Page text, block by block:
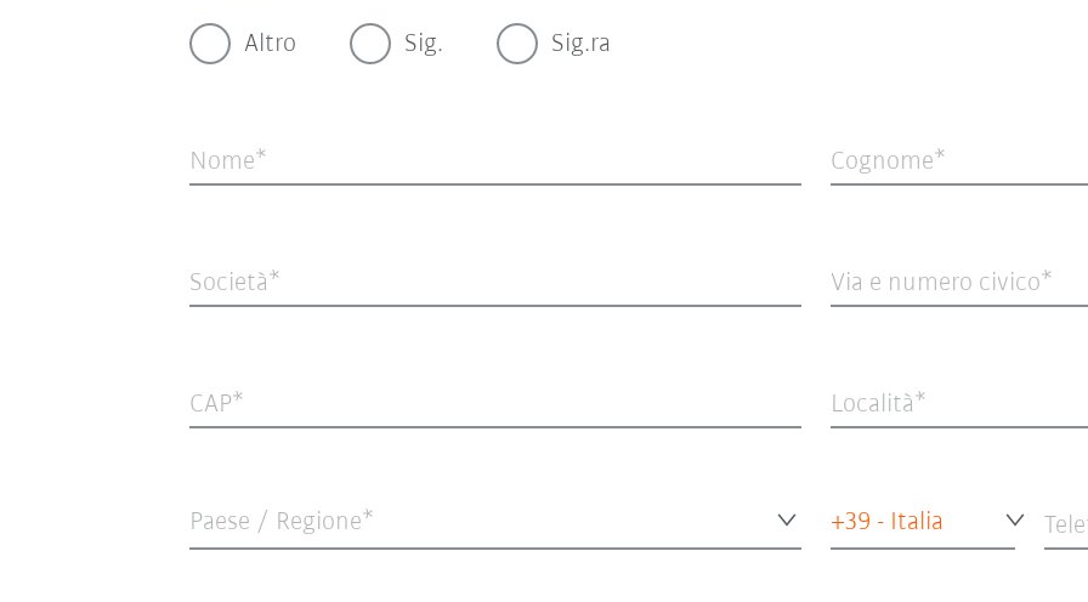
Altro Sig. Sig.ra
Nome Cognome
Società Via e numero civico
CAP Località
Paese / Regione* +39 - Italia